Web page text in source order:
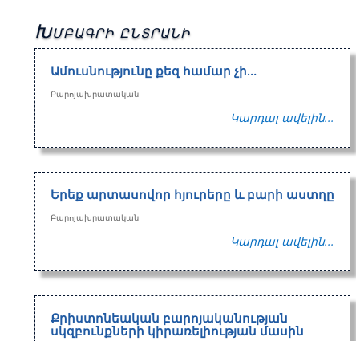
Խմբագրի ընտրանի
Ամուսնությունը քեզ համար չի…
Բարոյախրատական
Կարդալ ավելին...
Երեք արտասովոր հյուրերը և բարի աստղը
Բարոյախրատական
Կարդալ ավելին...
Քրիստոնեական բարոյականության
սկզբունքների կիրառելիության մասին